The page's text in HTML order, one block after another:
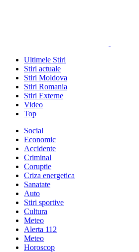
Ultimele Stiri
Stiri actuale
Stiri Moldova
Stiri Romania
Stiri Externe
Video
Top
Social
Economic
Accidente
Criminal
Coruptie
Criza energetica
Sanatate
Auto
Stiri sportive
Cultura
Meteo
Alerta 112
Meteo
Horoscop